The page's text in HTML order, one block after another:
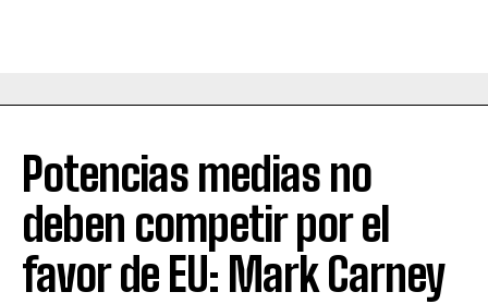
Potencias medias no
deben competir por el
favor de EU: Mark Carney